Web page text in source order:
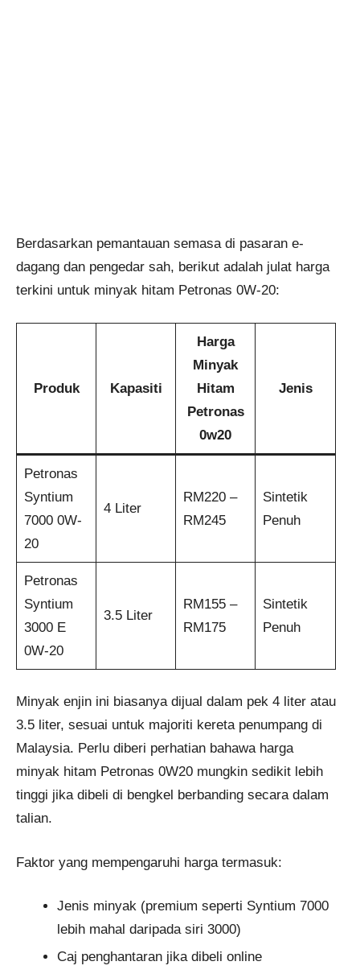
Berdasarkan pemantauan semasa di pasaran e-
dagang dan pengedar sah, berikut adalah julat harga
terkini untuk minyak hitam Petronas 0W-20:
Produk Kapasiti
Harga
Minyak
Hitam
Petronas
0w20
Jenis
Petronas
Syntium
7000 0W-
20
4 Liter
RM220 –
RM245
Sintetik
Penuh
Petronas
Syntium
3000 E
0W-20
3.5 Liter
RM155 –
RM175
Sintetik
Penuh
Minyak enjin ini biasanya dijual dalam pek 4 liter atau
3.5 liter, sesuai untuk majoriti kereta penumpang di
Malaysia. Perlu diberi perhatian bahawa harga
minyak hitam Petronas 0W20 mungkin sedikit lebih
tinggi jika dibeli di bengkel berbanding secara dalam
talian.
Faktor yang mempengaruhi harga termasuk:
Jenis minyak (premium seperti Syntium 7000
lebih mahal daripada siri 3000)
Caj penghantaran jika dibeli online